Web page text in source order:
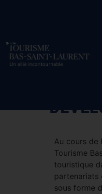
Au cours de
Tourisme
touristique
partenariats
sous forme